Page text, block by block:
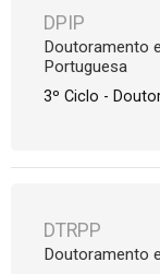
DPIP
Doutoramento
Portuguesa
3º Ciclo -
DTRPP
Doutoramento